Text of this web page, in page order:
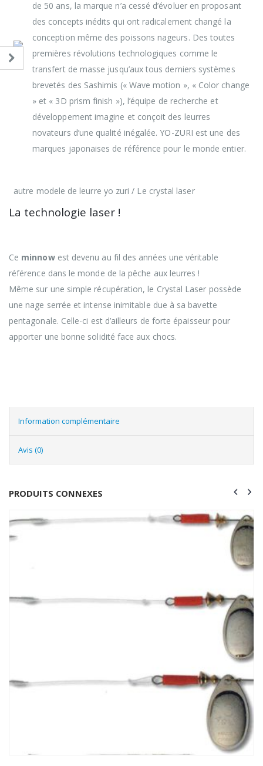
de 50 ans, la marque n’a cessé d’évoluer en proposant
des concepts inédits qui ont radicalement changé la
conception même des poissons nageurs. Des toutes
premières révolutions technologiques comme le
transfert de masse jusqu’aux tous derniers systèmes
brevetés des Sashimis (« Wave motion », « Color change
» et « 3D prism finish »), l’équipe de recherche et
développement imagine et conçoit des leurres
novateurs d’une qualité inégalée. YO-ZURI est une des
marques japonaises de référence pour le monde entier.
autre modele de leurre yo zuri / Le crystal laser
La technologie laser !
Ce minnowest devenu au fil des années une véritable
référence dans le monde de la pêche aux leurres !
Même sur une simple récupération, le Crystal Laser possède
une nage serrée et intense inimitable due à sa bavette
pentagonale. Celle-ci est d’ailleurs de forte épaisseur pour
apporter une bonne solidité face aux chocs.
Information complémentaire
Avis (0)
PRODUITS CONNEXES